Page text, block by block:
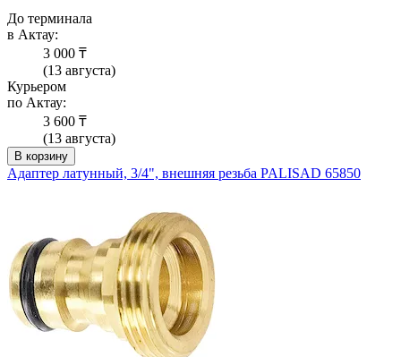
До терминала
в Актау:
3 000 ₸
(13 августа)
Курьером
по Актау:
3 600 ₸
(13 августа)
В корзину
Адаптер латунный, 3/4", внешняя резьба PALISAD 65850